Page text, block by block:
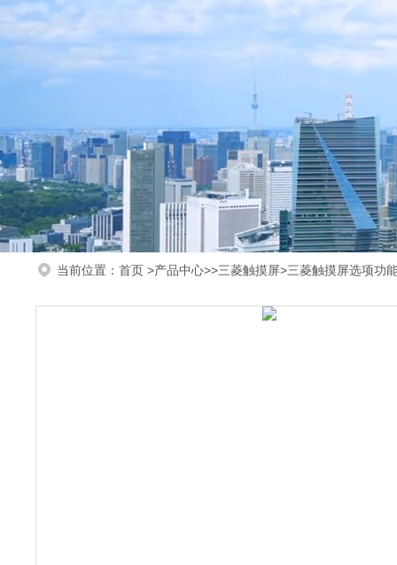
当前位置： 首页 >产品中心>>三菱触摸屏>三菱触摸屏选项功